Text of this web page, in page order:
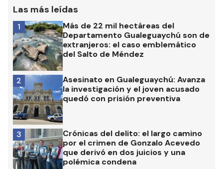
Las más leídas
Más de 22 mil hectáreas del
Departamento Gualeguaychú son de
extranjeros: el caso emblemático
del Salto de Méndez
1
Asesinato en Gualeguaychú: Avanza
la investigación y el joven acusado
quedó con prisión preventiva
2
Crónicas del delito: el largo camino
por el crimen de Gonzalo Acevedo
que derivó en dos juicios y una
polémica condena
3